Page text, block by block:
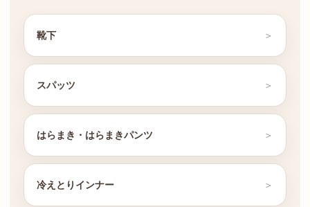
靴下
スパッツ
はらまき・はらまきパンツ
冷えとりインナー